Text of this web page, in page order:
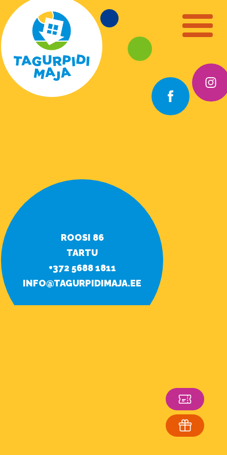
ROOSI 86
TARTU
+372 5688 1811
INFO@TAGURPIDIMAJA.EE